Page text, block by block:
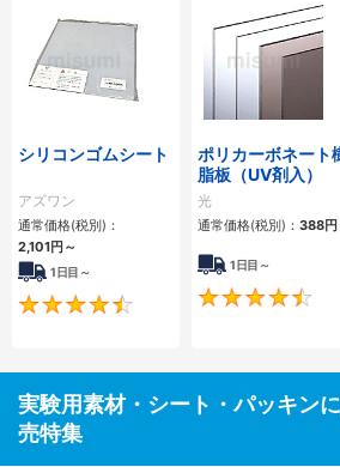
シリコンゴムシート
アズワン
通常価格(税別)：
2,101円 ～
1日目～
4.5
ポリカーボネート
脂板（UV剤入）
光
通常価格(税別)： 388円
1日目～
実験用素材・シート・パッキン
売特集